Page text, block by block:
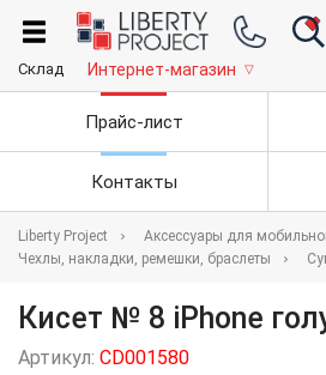
Склад Интернет-магазин ▽
Прайс-лист
Контакты
Liberty Project
Аксессуары для
Чехлы, накладки, ремешки, браслеты
Кисет № 8 iPhone
Артикул: CD001580